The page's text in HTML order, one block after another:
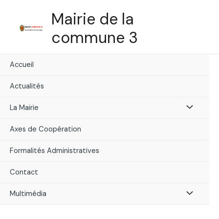
content
Mairie de la
commune 3
Accueil
Actualités
La Mairie Menu
Axes de Coopération
Formalités Administratives
Contact
Multimédia Menu